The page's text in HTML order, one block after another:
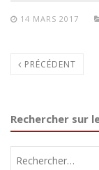
14 MARS 2017
PRÉCÉDENT
Rechercher sur